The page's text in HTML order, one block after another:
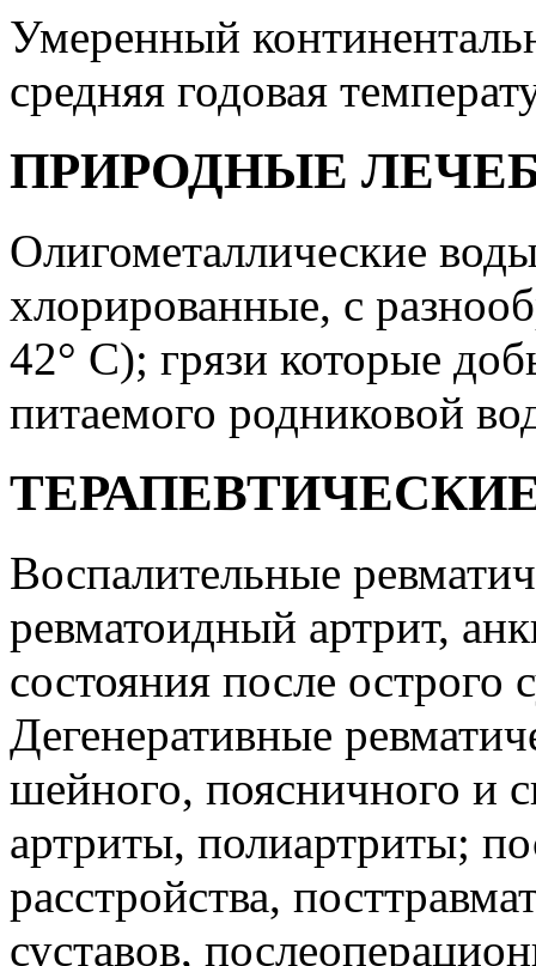
Умеренный
средняя годовая
ПРИРОДНЫЕ
Олигометаллические
хлорированные, с
42° С); грязи которые
питаемого родниковой
Воспалительные
ревматоидный артрит,
состояния после острого
Дегенеративные
шейного, поясничного и
артриты, полиартриты;
расстройства,
суставов,